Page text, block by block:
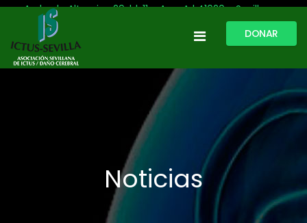
Avda. de Altamira, 29, bl. 11 – Acc. A | 41020 - Sevilla
954 513 999
ictussevilla@hotmail.com
DONAR
Noticias